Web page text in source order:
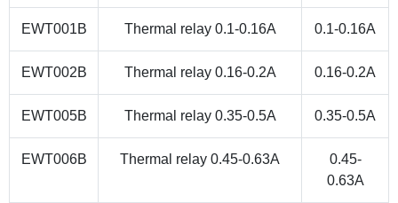
EWT001B Thermal relay 0.1-0.16A 0.1-0.16A
EWT002B Thermal relay 0.16-0.2A 0.16-0.2A
EWT005B Thermal relay 0.35-0.5A 0.35-0.5A
EWT006B Thermal relay 0.45-0.63A
0.45-
0.63A